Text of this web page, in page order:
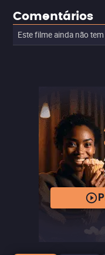
Comentários
Este filme ainda não